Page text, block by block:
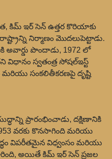
కిమ్ ఇర్ సెన్ ఉత్తర కొరియాకు
నిర్మాణం మొదలుపెట్టాడు.
అవార్డు పొందాడు, 1972 లో
విధానం స్వతంత్ర సోషల్‌ఇస్ట్
మరియు సంకలితీకరణపై దృష్టి
ప్రారంభించాడు, దక్షిణానికి
వరకు కొనసాగింది మరియు
విపరీతమైన విధ్వంసం మరియు
అయితే కిమ్ ఇర్ సెన్ ప్రజల